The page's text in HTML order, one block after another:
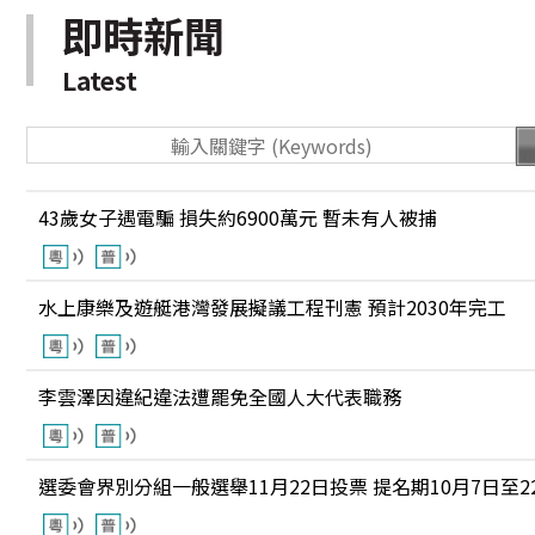
即時新聞
Latest
43歲女子遇電騙 損失約6900萬元 暫未有人被捕
水上康樂及遊艇港灣發展擬議工程刊憲 預計2030年完工
李雲澤因違紀違法遭罷免全國人大代表職務
選委會界別分組一般選舉11月22日投票 提名期10月7日至